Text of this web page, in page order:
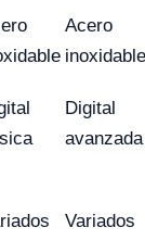
Acero
inoxidable
Digital
avanzada
Variados